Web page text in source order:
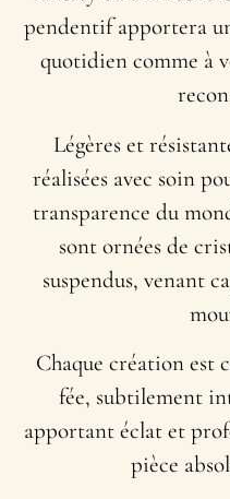
pendentif apportera
quotidien comme à
Légères et
réalisées avec soin
transparence du
sont ornées de
suspendus, venant
Chaque création est
fée, subtilement
apportant éclat et
pièce